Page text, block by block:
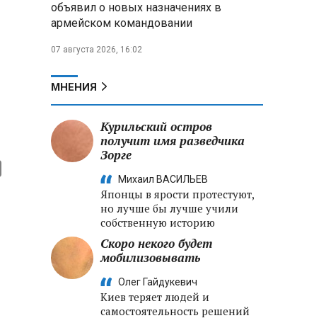
объявил о новых назначениях в
армейском командовании
07 августа 2026, 16:02
МНЕНИЯ
Курильский остров
получит имя разведчика
Зорге
Михаил ВАСИЛЬЕВ
Японцы в ярости протестуют,
но лучше бы лучше учили
собственную историю
Скоро некого будет
мобилизовывать
Олег Гайдукевич
Киев теряет людей и
самостоятельность решений